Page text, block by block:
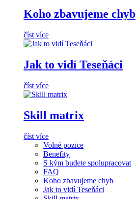
Koho zbavujeme chyb
číst více
Jak to vidí Teseňáci
číst více
Skill matrix
číst více
Volné pozice
Benefity
S kým budete spolupracovat
FAQ
Koho zbavujeme chyb
Jak to vidí Teseňáci